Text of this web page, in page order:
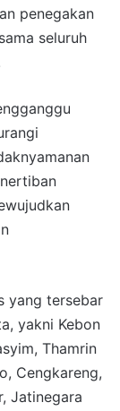
penegakan
seluruh
yang tersebar
yakni Kebon
Thamrin
Cengkareng,
Jatinegara